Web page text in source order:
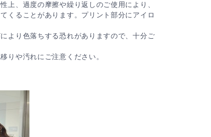
上、過度の摩擦や繰り返しのご使用により、
くることがあります。プリント部分にアイロ
より色落ちする恐れがありますので、十分ご
りや汚れにご注意ください。